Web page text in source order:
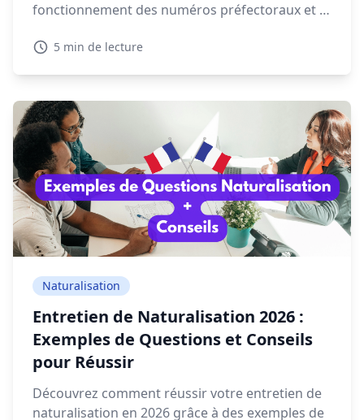
fonctionnement des numéros préfectoraux et la
essentiel pour retrouver votre décret.
5 min de lecture
Naturalisation
Entretien de Naturalisation 2026 :
Exemples de Questions et Conseils
pour Réussir
Découvrez comment réussir votre entretien de
naturalisation en 2026 grâce à des exemples de